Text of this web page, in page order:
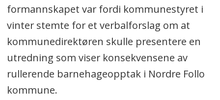
formannskapet var fordi kommunestyret i
vinter stemte for et verbalforslag om at
kommunedirektøren skulle presentere en
utredning som viser konsekvensene av
rullerende barnehageopptak i Nordre Follo
kommune.